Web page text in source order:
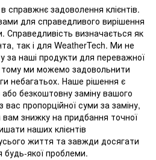
справжнє задоволення клієнтів.
для справедливого вирішення
Справедливість визначається як
так і для WeatherTech. Ми не
за наші продукти для переважної
тому ми можемо задовольнити
небагатьох. Наше рішення є
безкоштовну заміну вашого
пропорційної суми за заміну,
знижку на придбання точної
наших клієнтів
життя та завжди досягати
будь-якої проблеми.